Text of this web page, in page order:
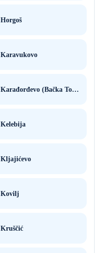
Horgoš
Karavukovo
Karađorđevo (Bačka Topola)
Kelebija
Kljajićevo
Kovilj
Kruščić